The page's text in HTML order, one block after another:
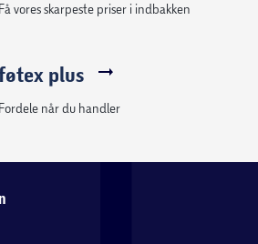
Få vores skarpeste priser i indbakken
plus
Fordele når du handler